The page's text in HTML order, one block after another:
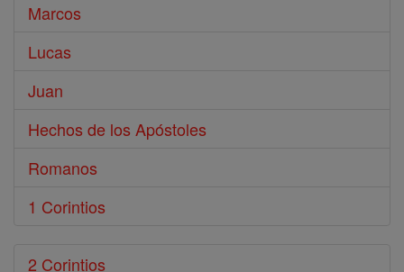
Marcos
Lucas
Juan
Hechos de los Apóstoles
Romanos
1 Corintios
2 Corintios